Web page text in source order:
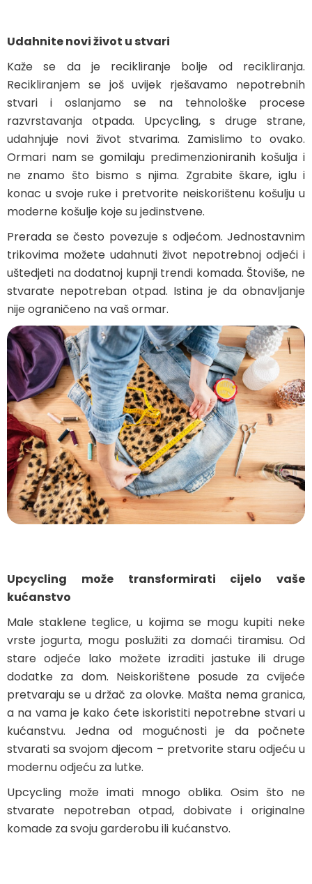
Udahnite novi život u stvari
Kaže se da je recikliranje bolje od recikliranja.
Recikliranjem se još uvijek rješavamo nepotrebnih
stvari i oslanjamo se na tehnološke procese
razvrstavanja otpada. Upcycling, s druge strane,
udahnjuje novi život stvarima. Zamislimo to ovako.
Ormari nam se gomilaju predimenzioniranih košulja i
ne znamo što bismo s njima. Zgrabite škare, iglu i
konac u svoje ruke i pretvorite neiskorištenu košulju u
moderne košulje koje su jedinstvene.
Prerada se često povezuje s odjećom. Jednostavnim
trikovima možete udahnuti život nepotrebnoj odjeći i
uštedjeti na dodatnoj kupnji trendi komada. Štoviše, ne
stvarate nepotreban otpad. Istina je da obnavljanje
nije ograničeno na vaš ormar.
Upcycling može transformirati cijelo vaše
kućanstvo
Male staklene teglice, u kojima se mogu kupiti neke
vrste jogurta, mogu poslužiti za domaći tiramisu. Od
stare odjeće lako možete izraditi jastuke ili druge
dodatke za dom. Neiskorištene posude za cvijeće
pretvaraju se u držač za olovke. Mašta nema granica,
a na vama je kako ćete iskoristiti nepotrebne stvari u
kućanstvu. Jedna od mogućnosti je da počnete
stvarati sa svojom djecom – pretvorite staru odjeću u
modernu odjeću za lutke.
Upcycling može imati mnogo oblika. Osim što ne
stvarate nepotreban otpad, dobivate i originalne
komade za svoju garderobu ili kućanstvo.